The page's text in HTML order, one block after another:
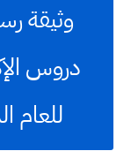
وثيقة
دروس
للعام